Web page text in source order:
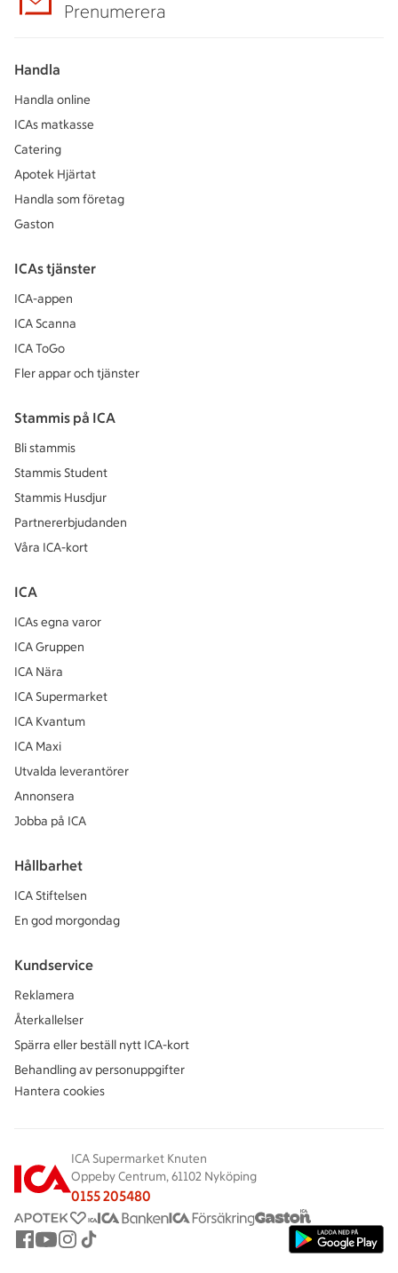
Prenumerera
Handla
Handla online
ICAs matkasse
Catering
Apotek Hjärtat
Handla som företag
Gaston
ICAs tjänster
ICA-appen
ICA Scanna
ICA ToGo
Fler appar och tjänster
Stammis på ICA
Bli stammis
Stammis Student
Stammis Husdjur
Partnererbjudanden
Våra ICA-kort
ICA
ICAs egna varor
ICA Gruppen
ICA Nära
ICA Supermarket
ICA Kvantum
ICA Maxi
Utvalda leverantörer
Annonsera
Jobba på ICA
Hållbarhet
ICA Stiftelsen
En god morgondag
Kundservice
Reklamera
Återkallelser
Spärra eller beställ nytt ICA-kort
Behandling av personuppgifter
Hantera cookies
ICA Supermarket Knuten
Oppeby Centrum, 61102 Nyköping
0155 205480